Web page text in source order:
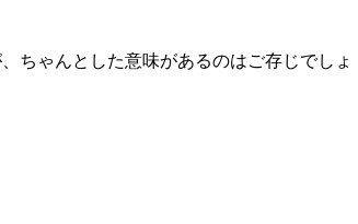
ちゃんとした意味があるのはご存じでしょ